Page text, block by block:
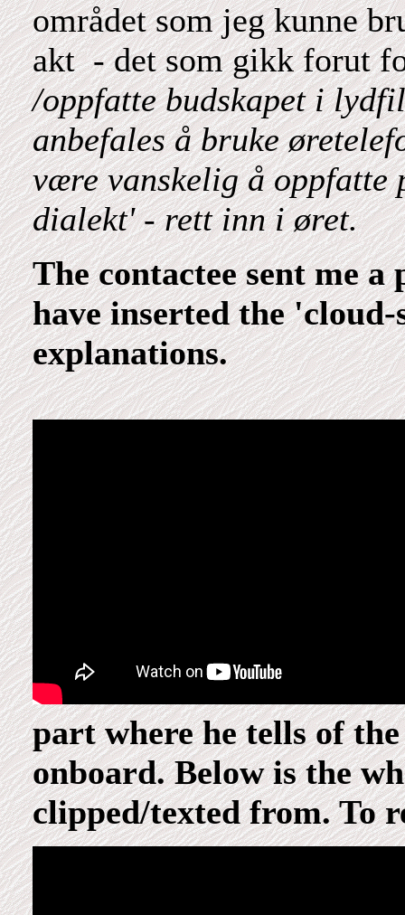
området som jeg kunne
akt - det som gikk forut
/oppfatte budskapet i
anbefales å bruke
være vanskelig å oppfatte
dialekt' - rett inn i øret.
The contactee sent me
have inserted the
explanations.
part where he tells of
onboard. Below is the
clipped/texted from. To